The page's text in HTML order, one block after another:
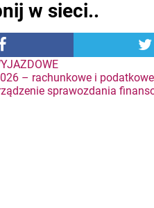
w sieci..
– rachunkowe i
sprawozdania